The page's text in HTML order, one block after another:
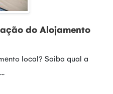
do Alojamento
local? Saiba qual a